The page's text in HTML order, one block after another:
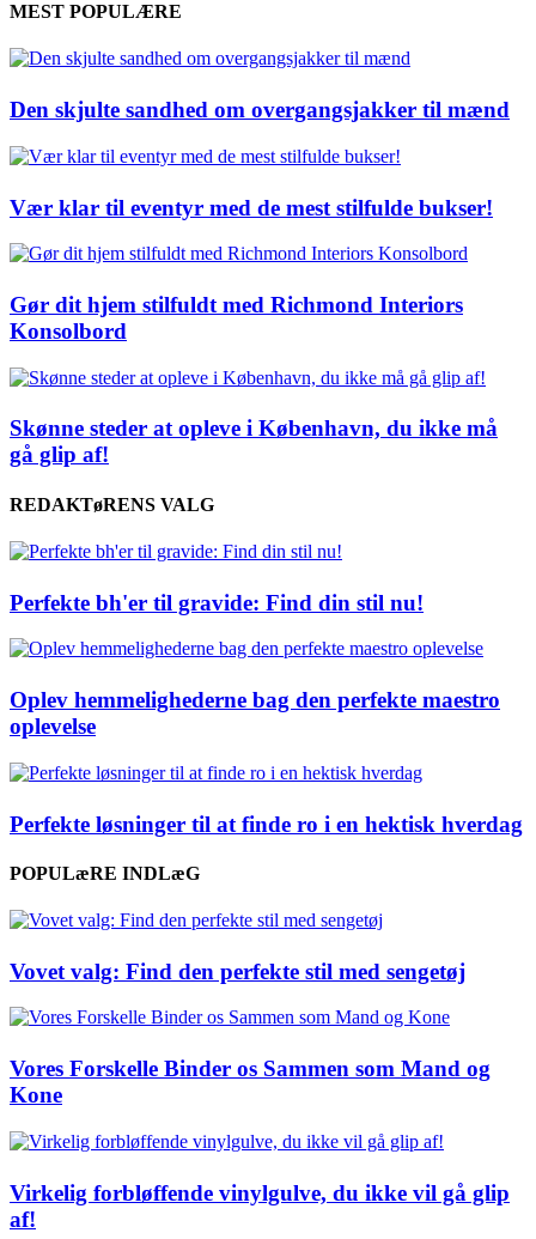
MEST POPULÆRE
Den skjulte sandhed om overgangsjakker til mænd
Vær klar til eventyr med de mest stilfulde bukser!
Gør dit hjem stilfuldt med Richmond Interiors
Konsolbord
Skønne steder at opleve i København, du ikke må
gå glip af!
REDAKTøRENS VALG
Perfekte bh'er til gravide: Find din stil nu!
Oplev hemmelighederne bag den perfekte maestro
oplevelse
Perfekte løsninger til at finde ro i en hektisk hverdag
POPULæRE INDLæG
Vovet valg: Find den perfekte stil med sengetøj
Vores Forskelle Binder os Sammen som Mand og
Kone
Virkelig forbløffende vinylgulve, du ikke vil gå glip
af!